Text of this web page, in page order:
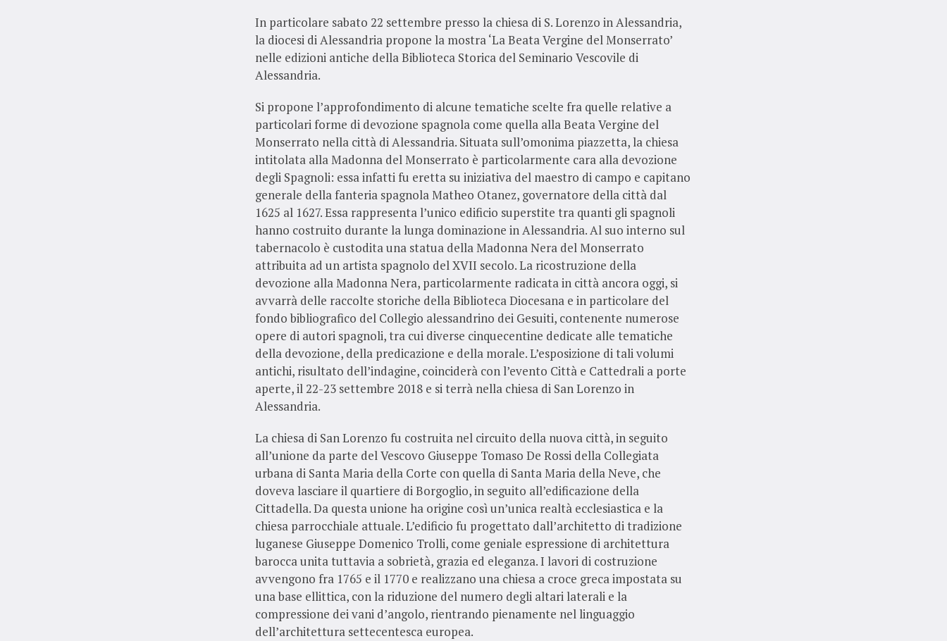
In particolare sabato 22 settembre presso la chiesa di S. Lorenzo in Alessandria,
la diocesi di Alessandria propone la mostra ‘La Beata Vergine del Monserrato’
nelle edizioni antiche della Biblioteca Storica del Seminario Vescovile di
Alessandria.
Si propone l’approfondimento di alcune tematiche scelte fra quelle relative a
particolari forme di devozione spagnola come quella alla Beata Vergine del
Monserrato nella città di Alessandria. Situata sull’omonima piazzetta, la chiesa
intitolata alla Madonna del Monserrato è particolarmente cara alla devozione
degli Spagnoli: essa infatti fu eretta su iniziativa del maestro di campo e capitano
generale della fanteria spagnola Matheo Otanez, governatore della città dal
1625 al 1627. Essa rappresenta l’unico edificio superstite tra quanti gli spagnoli
hanno costruito durante la lunga dominazione in Alessandria. Al suo interno sul
tabernacolo è custodita una statua della Madonna Nera del Monserrato
attribuita ad un artista spagnolo del XVII secolo. La ricostruzione della
devozione alla Madonna Nera, particolarmente radicata in città ancora oggi, si
avvarrà delle raccolte storiche della Biblioteca Diocesana e in particolare del
fondo bibliografico del Collegio alessandrino dei Gesuiti, contenente numerose
opere di autori spagnoli, tra cui diverse cinquecentine dedicate alle tematiche
della devozione, della predicazione e della morale. L’esposizione di tali volumi
antichi, risultato dell’indagine, coinciderà con l’evento Città e Cattedrali a porte
aperte, il 22-23 settembre 2018 e si terrà nella chiesa di San Lorenzo in
Alessandria.
La chiesa di San Lorenzo fu costruita nel circuito della nuova città, in seguito
all’unione da parte del Vescovo Giuseppe Tomaso De Rossi della Collegiata
urbana di Santa Maria della Corte con quella di Santa Maria della Neve, che
doveva lasciare il quartiere di Borgoglio, in seguito all’edificazione della
Cittadella. Da questa unione ha origine così un’unica realtà ecclesiastica e la
chiesa parrocchiale attuale. L’edificio fu progettato dall’architetto di tradizione
luganese Giuseppe Domenico Trolli, come geniale espressione di architettura
barocca unita tuttavia a sobrietà, grazia ed eleganza. I lavori di costruzione
avvengono fra 1765 e il 1770 e realizzano una chiesa a croce greca impostata su
una base ellittica, con la riduzione del numero degli altari laterali e la
compressione dei vani d’angolo, rientrando pienamente nel linguaggio
dell’architettura settecentesca europea.